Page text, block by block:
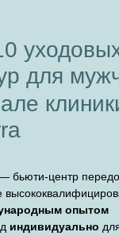
для
бьюти-центр
опытом
индивидуально